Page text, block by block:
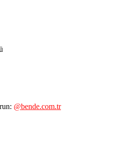
@bende.com.tr